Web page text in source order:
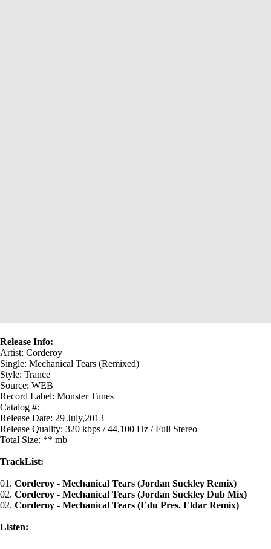
Release Info:
Artist: Corderoy
Single: Mechanical Tears (Remixed)
Style: Trance
Source: WEB
Record Label: Monster Tunes
Catalog #:
Release Date: 29 July,2013
Release Quality: 320 kbps / 44,100 Hz / Full Stereo
Total Size: ** mb
TrackList:
01. Corderoy - Mechanical Tears (Jordan Suckley Remix)
02. Corderoy - Mechanical Tears (Jordan Suckley Dub Mix)
02. Corderoy - Mechanical Tears (Edu Pres. Eldar Remix)
Listen: